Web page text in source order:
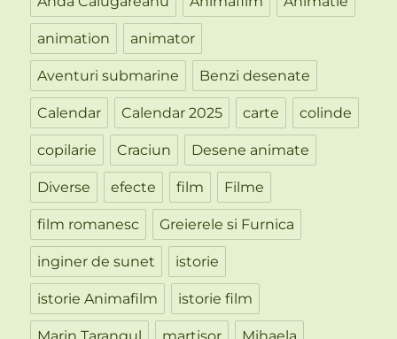
animation animator
Aventuri submarine Benzi desenate
Calendar Calendar 2025 carte colinde
copilarie Craciun Desene animate
Diverse efecte film Filme
film romanesc Greierele si Furnica
inginer de sunet istorie
istorie Animafilm istorie film